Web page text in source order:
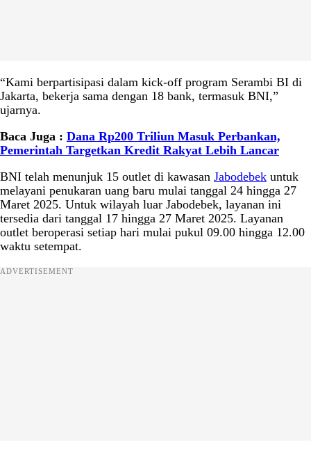
“Kami berpartisipasi dalam kick-off program Serambi BI di
Jakarta, bekerja sama dengan 18 bank, termasuk BNI,”
ujarnya.
Baca Juga : Dana Rp200 Triliun Masuk Perbankan,
Pemerintah Targetkan Kredit Rakyat Lebih Lancar
BNI telah menunjuk 15 outlet di kawasan Jabodebek untuk
melayani penukaran uang baru mulai tanggal 24 hingga 27
Maret 2025. Untuk wilayah luar Jabodebek, layanan ini
tersedia dari tanggal 17 hingga 27 Maret 2025. Layanan
outlet beroperasi setiap hari mulai pukul 09.00 hingga 12.00
waktu setempat.
ADVERTISEMENT